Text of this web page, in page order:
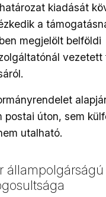
kiadását
a
megjelölt belföldi
vezetett
postai úton, sem
utalható.
állampolgárságú